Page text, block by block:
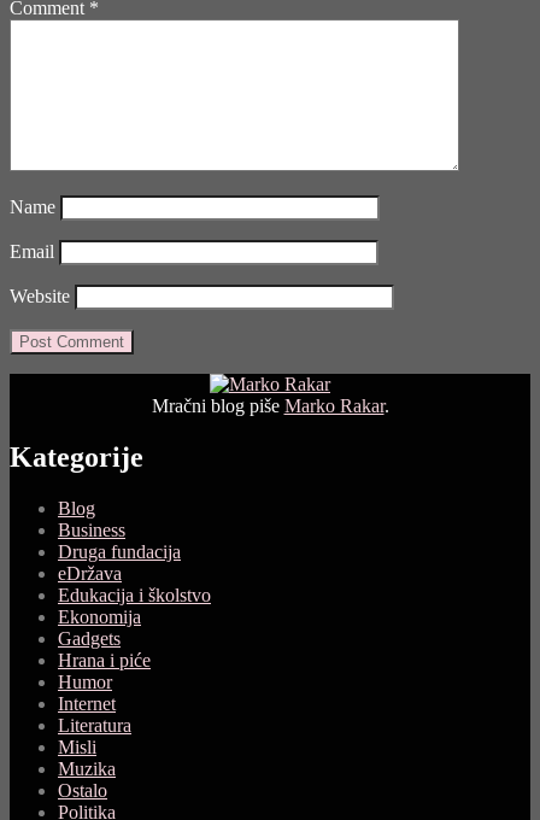
Comment *
Name
Email
Website
Mračni blog piše Marko Rakar.
Kategorije
Blog
Business
Druga fundacija
eDržava
Edukacija i školstvo
Ekonomija
Gadgets
Hrana i piće
Humor
Internet
Literatura
Misli
Muzika
Ostalo
Politika